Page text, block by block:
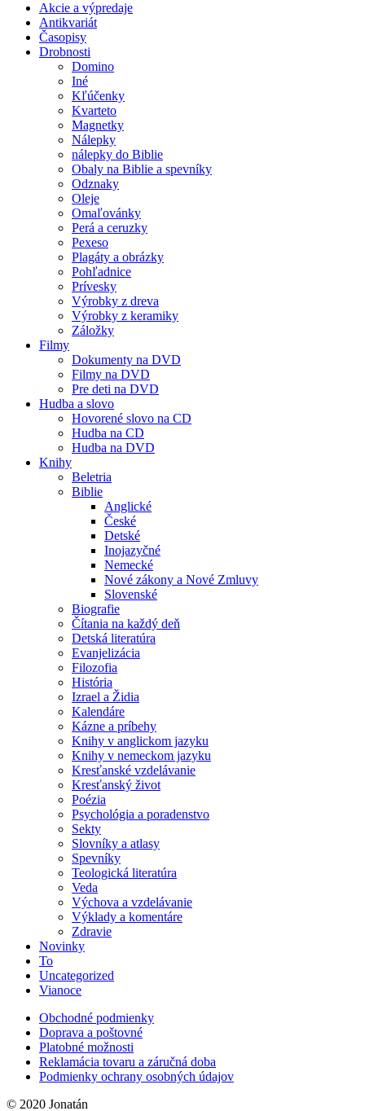
Akcie a výpredaje
Antikvariát
Časopisy
Drobnosti
Domino
Iné
Kľúčenky
Kvarteto
Magnetky
Nálepky
nálepky do Biblie
Obaly na Biblie a spevníky
Odznaky
Oleje
Omaľovánky
Perá a ceruzky
Pexeso
Plagáty a obrázky
Pohľadnice
Prívesky
Výrobky z dreva
Výrobky z keramiky
Záložky
Filmy
Dokumenty na DVD
Filmy na DVD
Pre deti na DVD
Hudba a slovo
Hovorené slovo na CD
Hudba na CD
Hudba na DVD
Knihy
Beletria
Biblie
Anglické
České
Detské
Inojazyčné
Nemecké
Nové zákony a Nové Zmluvy
Slovenské
Biografie
Čítania na každý deň
Detská literatúra
Evanjelizácia
Filozofia
História
Izrael a Židia
Kalendáre
Kázne a príbehy
Knihy v anglickom jazyku
Knihy v nemeckom jazyku
Kresťanské vzdelávanie
Kresťanský život
Poézia
Psychológia a poradenstvo
Sekty
Slovníky a atlasy
Spevníky
Teologická literatúra
Veda
Výchova a vzdelávanie
Výklady a komentáre
Zdravie
Novinky
To
Uncategorized
Vianoce
Obchodné podmienky
Doprava a poštovné
Platobné možnosti
Reklamácia tovaru a záručná doba
Podmienky ochrany osobných údajov
© 2020 Jonatán